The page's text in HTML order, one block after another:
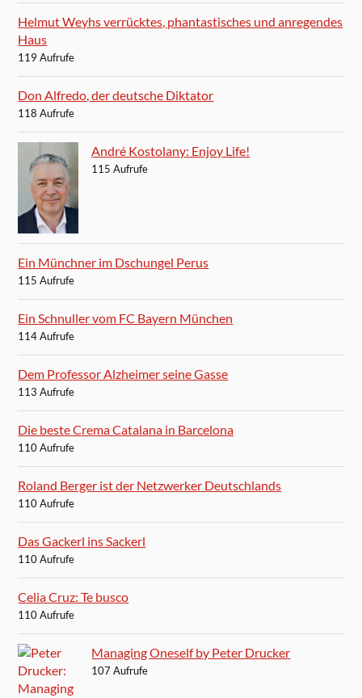
Helmut Weyhs verrücktes, phantastisches und anregendes
Haus
119 Aufrufe
Don Alfredo, der deutsche Diktator
118 Aufrufe
André Kostolany: Enjoy Life!
115 Aufrufe
Ein Münchner im Dschungel Perus
115 Aufrufe
Ein Schnuller vom FC Bayern München
114 Aufrufe
Dem Professor Alzheimer seine Gasse
113 Aufrufe
Die beste Crema Catalana in Barcelona
110 Aufrufe
Roland Berger ist der Netzwerker Deutschlands
110 Aufrufe
Das Gackerl ins Sackerl
110 Aufrufe
Celia Cruz: Te busco
110 Aufrufe
Managing Oneself by Peter Drucker
107 Aufrufe